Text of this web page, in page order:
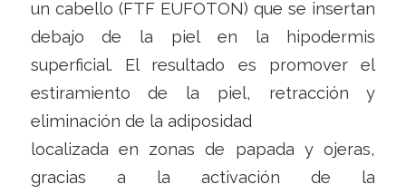
un cabello (FTF EUFOTON) que se insertan
debajo de la piel en la hipodermis
superficial. El resultado es promover el
estiramiento de la piel, retracción y
eliminación de la adiposidad
localizada en zonas de papada y ojeras,
gracias a la activación de la